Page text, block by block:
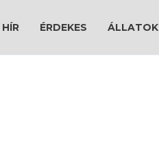
HÍR ÉRDEKES ÁLLATOK